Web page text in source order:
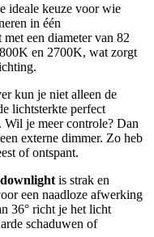
ideale keuze voor wie
in één
een diameter van 82
en 2700K, wat zorgt
kun je niet alleen de
lichtsterkte perfect
Wil je meer controle? Dan
externe dimmer. Zo heb
of ontspant.
is strak en
een naadloze afwerking
36° richt je het licht
schaduwen of